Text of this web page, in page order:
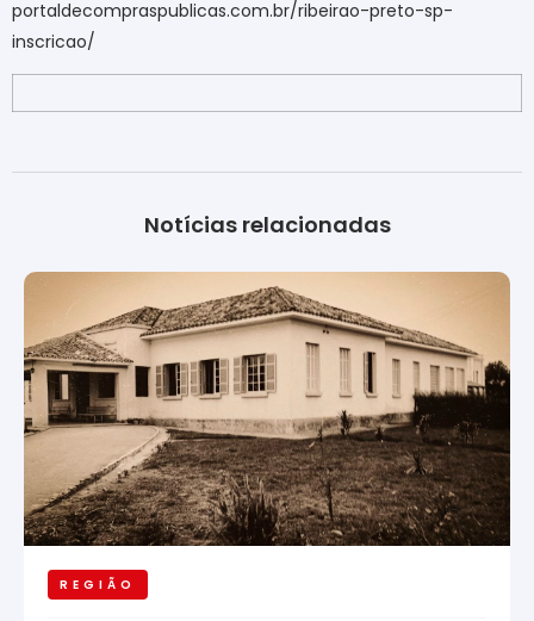
portaldecompraspublicas.com.br/ribeirao-preto-sp-
inscricao/
Notícias relacionadas
REGIÃO